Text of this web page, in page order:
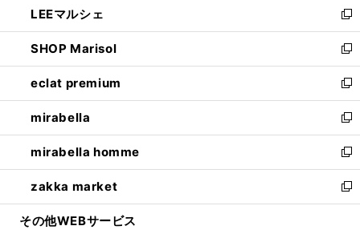
く
で
開
く
ド
ウ
で
開
く
ィ
ン
ド
ウ
で
開
く
い
ウ
ィ
ン
ド
ウ
で
開
く
LEEマルシェ
新
し
い
ウ
ィ
ン
ド
ウ
で
開
く
SHOP Marisol
新
し
い
ウ
ィ
ン
ド
ウ
で
開
eclat premium
新
し
い
ウ
ィ
ン
ド
ウ
mirabella
新
し
い
ウ
ィ
ン
mirabella homme
新
し
い
ウ
zakka market
新
し
その他WEBサービス